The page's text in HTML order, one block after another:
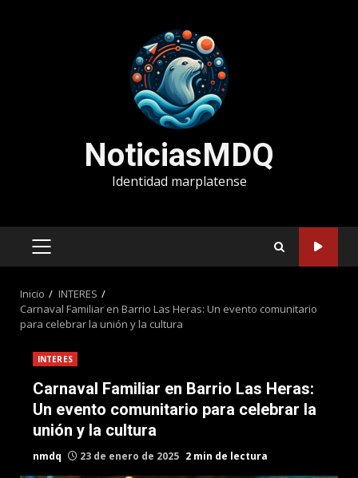
NoticiasMDQ
Identidad marplatense
MENÚ
Inicio
INTERES
Carnaval Familiar en Barrio Las Heras: Un evento comunitario
para celebrar la unión y la cultura
INTERES
Carnaval Familiar en Barrio Las Heras:
Un evento comunitario para celebrar la
unión y la cultura
nmdq 23 de enero de 2025 2 min de lectura